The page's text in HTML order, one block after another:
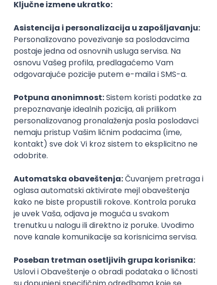
Najnoviji poslovi svakog dana u tvom
inboxu
Prijavi se
Istaknuti poslodavci
Okupljamo IT zajednicu, podižemo
transparentnost domaćeg IT tržišta rada i